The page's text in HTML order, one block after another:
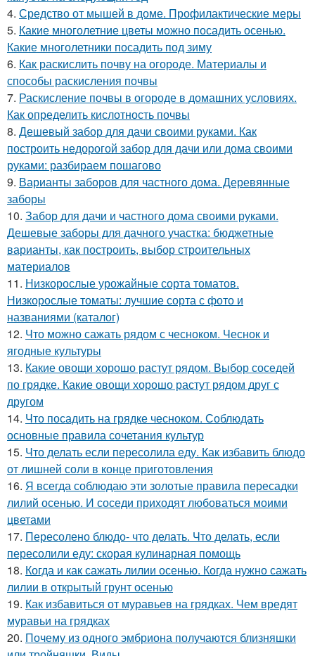
4. Средство от мышей в доме. Профилактические меры
5. Какие многолетние цветы можно посадить осенью.
Какие многолетники посадить под зиму
6. Как раскислить почву на огороде. Материалы и
способы раскисления почвы
7. Раскисление почвы в огороде в домашних условиях.
Как определить кислотность почвы
8. Дешевый забор для дачи своими руками. Как
построить недорогой забор для дачи или дома своими
руками: разбираем пошагово
9. Варианты заборов для частного дома. Деревянные
заборы
10. Забор для дачи и частного дома своими руками.
Дешевые заборы для дачного участка: бюджетные
варианты, как построить, выбор строительных
материалов
11. Низкорослые урожайные сорта томатов.
Низкорослые томаты: лучшие сорта с фото и
названиями (каталог)
12. Что можно сажать рядом с чесноком. Чеснок и
ягодные культуры
13. Какие овощи хорошо растут рядом. Выбор соседей
по грядке. Какие овощи хорошо растут рядом друг с
другом
14. Что посадить на грядке чесноком. Соблюдать
основные правила сочетания культур
15. Что делать если пересолила еду. Как избавить блюдо
от лишней соли в конце приготовления
16. Я всегда соблюдаю эти золотые правила пересадки
лилий осенью. И соседи приходят любоваться моими
цветами
17. Пересолено блюдо- что делать. Что делать, если
пересолили еду: скорая кулинарная помощь
18. Когда и как сажать лилии осенью. Когда нужно сажать
лилии в открытый грунт осенью
19. Как избавиться от муравьев на грядках. Чем вредят
муравьи на грядках
20. Почему из одного эмбриона получаются близняшки